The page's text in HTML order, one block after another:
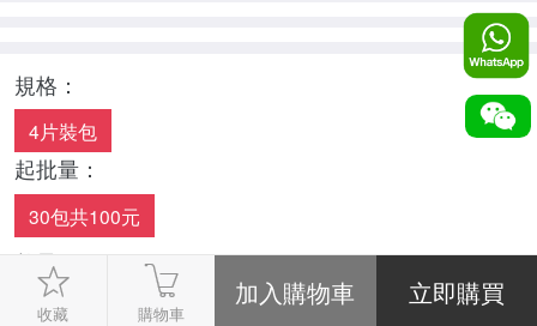
規格：
4片裝包
起批量：
30包共100元
數量：
-
+
收藏 購物車